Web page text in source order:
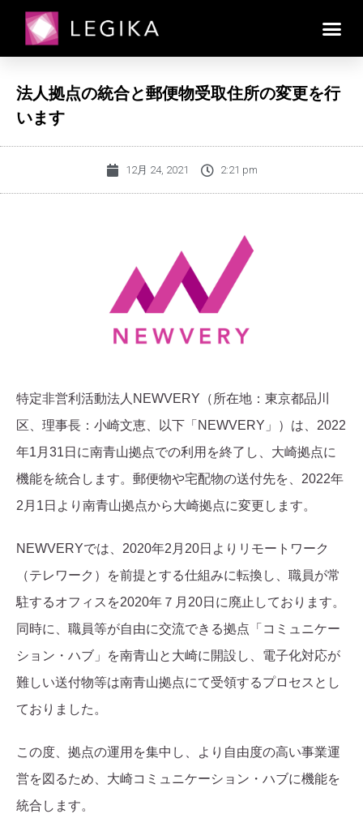
法人拠点の統合と郵便物受取住所の変更を行
います
12月 24, 2021 2:21 pm
特定非営利活動法人NEWVERY（所在地：東京都品川
区、理事長：小崎文恵、以下「NEWVERY」）は、2022
年1月31日に南青山拠点での利用を終了し、大崎拠点に
機能を統合します。郵便物や宅配物の送付先を、2022年
2月1日より南青山拠点から大崎拠点に変更します。
NEWVERYでは、2020年2月20日よりリモートワーク
（テレワーク）を前提とする仕組みに転換し、職員が常
駐するオフィスを2020年７月20日に廃止しております。
同時に、職員等が自由に交流できる拠点「コミュニケー
ション・ハブ」を南青山と大崎に開設し、電子化対応が
難しい送付物等は南青山拠点にて受領するプロセスとし
ておりました。
この度、拠点の運用を集中し、より自由度の高い事業運
営を図るため、大崎コミュニケーション・ハブに機能を
統合します。